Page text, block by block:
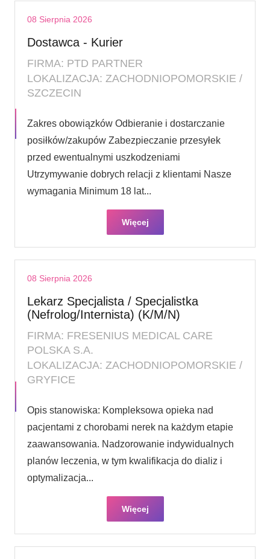
08 Sierpnia 2026
Dostawca - Kurier
FIRMA: PTD PARTNER
LOKALIZACJA: ZACHODNIOPOMORSKIE /
SZCZECIN
Zakres obowiązków Odbieranie i dostarczanie
posiłków/zakupów Zabezpieczanie przesyłek
przed ewentualnymi uszkodzeniami
Utrzymywanie dobrych relacji z klientami Nasze
wymagania Minimum 18 lat...
Więcej
08 Sierpnia 2026
Lekarz Specjalista / Specjalistka
(Nefrolog/Internista) (K/M/N)
FIRMA: FRESENIUS MEDICAL CARE
POLSKA S.A.
LOKALIZACJA: ZACHODNIOPOMORSKIE /
GRYFICE
Opis stanowiska: Kompleksowa opieka nad
pacjentami z chorobami nerek na każdym etapie
zaawansowania. Nadzorowanie indywidualnych
planów leczenia, w tym kwalifikacja do dializ i
optymalizacja...
Więcej